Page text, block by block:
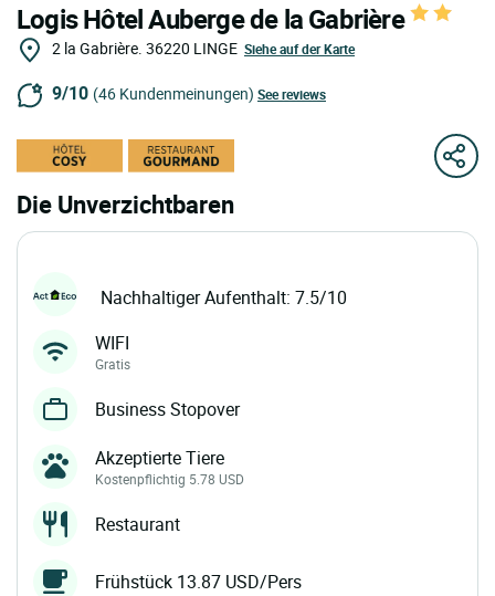
Logis Hôtel Auberge de la Gabrière
2 la Gabrière. 36220 LINGE Siehe auf der Karte
9/10 (46 Kundenmeinungen) See reviews
Die Unverzichtbaren
Nachhaltiger Aufenthalt: 7.5/10
WIFI
Gratis
Business Stopover
Akzeptierte Tiere
Kostenpflichtig 5.78 USD
Restaurant
Frühstück 13.87 USD/Pers